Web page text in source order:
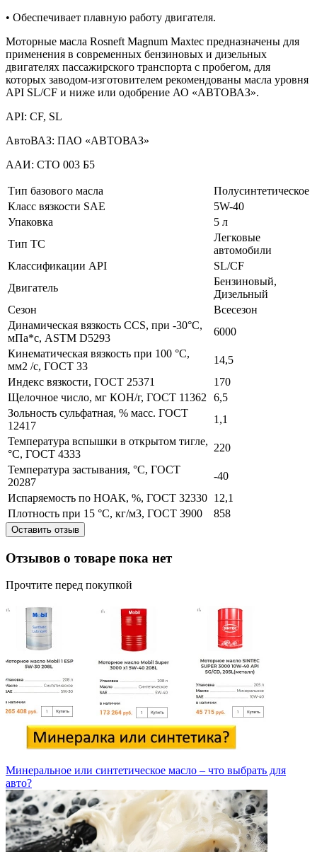
• Обеспечивает плавную работу двигателя.
Моторные масла Rosneft Magnum Maxtec предназначены для
применения в современных бензиновых и дизельных
двигателях пассажирского транспорта с пробегом, для
которых заводом-изготовителем рекомендованы масла уровня
API SL/CF и ниже или одобрение АО «АВТОВАЗ».
API: CF, SL
АвтоВАЗ: ПАО «АВТОВАЗ»
ААИ: СТО 003 Б5
Тип базового масла
Полусинтетическое
Класс вязкости SAE
5W-40
Упаковка
5 л
Тип ТС
Легковые
автомобили
Классификации API
SL/CF
Двигатель
Бензиновый,
Дизельный
Сезон
Всесезон
Динамическая вязкость ССS, при -30°С,
мПа*с, ASTM D5293
6000
Кинематическая вязкость при 100 °С,
мм2 /с, ГОСТ 33
14,5
Индекс вязкости, ГОСТ 25371
170
Щелочное число, мг КОН/г, ГОСТ 11362
6,5
Зольность сульфатная, % масс. ГОСТ
12417
1,1
Температура вспышки в открытом тигле,
°С, ГОСТ 4333
220
Температура застывания, °С, ГОСТ
20287
-40
Испаряемость по НОАК, %, ГОСТ 32330 12,1
Плотность при 15 °С, кг/м3, ГОСТ 3900
858
Оставить отзыв
Отзывов о товаре пока нет
Прочтите перед покупкой
Минеральное или синтетическое масло – что выбрать для
авто?